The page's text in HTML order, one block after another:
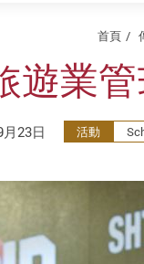
首頁
遊業
23日 活動